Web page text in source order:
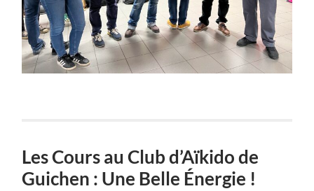
Les Cours au Club d’Aïkido de
Guichen : Une Belle Énergie !